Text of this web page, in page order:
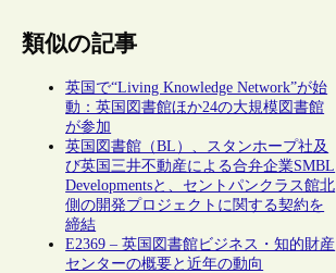
類似の記事
英国で“Living Knowledge Network”が始
動：英国図書館ほか24の大規模図書館
が参加
英国図書館（BL）、スタンホープ社及
び英国三井不動産による合弁企業SMBL
Developmentsと、セントパンクラス館北
側の開発プロジェクトに関する契約を
締結
E2369 – 英国図書館ビジネス・知的財産
センターの概要と近年の動向